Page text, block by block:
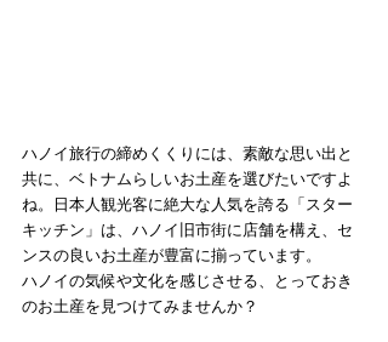
ハノイ旅行の締めくくりには、素敵な思い出と
共に、ベトナムらしいお土産を選びたいですよ
ね。日本人観光客に絶大な人気を誇る「スター
キッチン」は、ハノイ旧市街に店舗を構え、セ
ンスの良いお土産が豊富に揃っています。
ハノイの気候や文化を感じさせる、とっておき
のお土産を見つけてみませんか？